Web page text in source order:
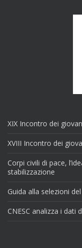
XIX Incontro dei
XVIII Incontro dei
Corpi civili di pace,
stabilizzazione
Guida alla selezioni
CNESC analizza i dati